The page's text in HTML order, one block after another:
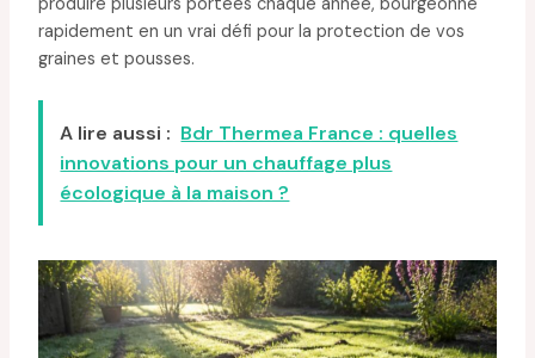
rapidement en un vrai défi pour la protection de vos
graines et pousses.
A lire aussi : Bdr Thermea France : quelles
innovations pour un chauffage plus
écologique à la maison ?